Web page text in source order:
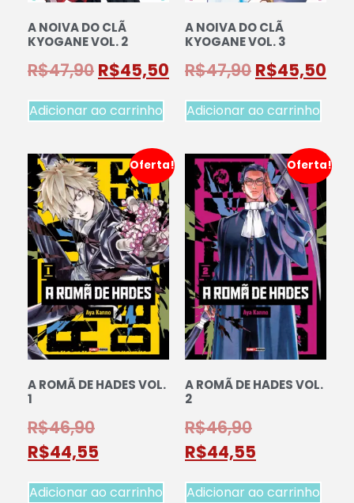
A NOIVA DO CLÃ
KYOGANE VOL. 2
R$47,90 R$45,50
Adicionar ao carrinho
A NOIVA DO CLÃ
KYOGANE VOL. 3
R$47,90 R$45,50
Adicionar ao carrinho
Oferta!
A ROMÃ DE HADES VOL.
1
R$46,90
R$44,55
Adicionar ao carrinho
Oferta!
A ROMÃ DE HADES VOL.
2
R$46,90
R$44,55
Adicionar ao carrinho